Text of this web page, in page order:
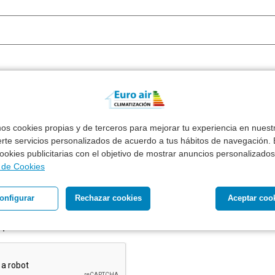
cookies propias y de terceros para mejorar tu experiencia en
servicios personalizados de acuerdo a tus hábitos de navegación.
publicitarias con el objetivo de mostrar anuncios
Cookies
Aceptar
Rechazar cookies
termostatoa mi presupuesto.
presupuesto de productos similares en otras
tratamiento de mis datos personales para recibir